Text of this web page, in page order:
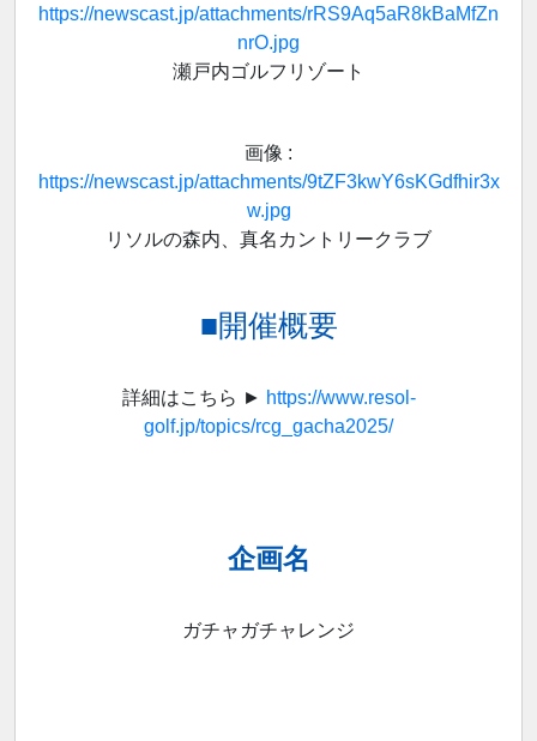
https://newscast.jp/attachments/rRS9Aq5aR8kBaMfZn
nrO.jpg
瀬戸内ゴルフリゾート
画像 :
https://newscast.jp/attachments/9tZF3kwY6sKGdfhir3x
w.jpg
リソルの森内、真名カントリークラブ
■開催概要
詳細はこちら ► https://www.resol-
golf.jp/topics/rcg_gacha2025/
企画名
ガチャガチャレンジ